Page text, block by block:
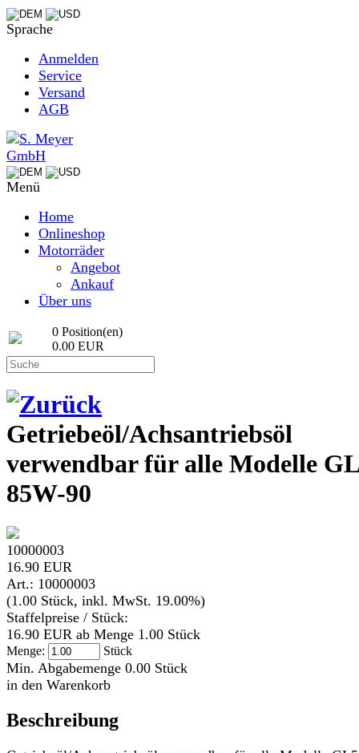
Sprache
Anmelden
Service
Versand
AGB
Menü
Home
Onlineshop
Motorräder
Angebot
Ankauf
Über uns
0 Position(en)
0.00 EUR
Getriebeöl/Achsantriebsöl
verwendbar für alle Modelle
85W-90
10000003
16.90 EUR
Art.: 10000003
(1.00 Stück, inkl. MwSt. 19.00%)
Staffelpreise / Stück:
16.90 EUR ab Menge 1.00 Stück
Menge: Stück
Min. Abgabemenge 0.00 Stück
in den Warenkorb
Beschreibung